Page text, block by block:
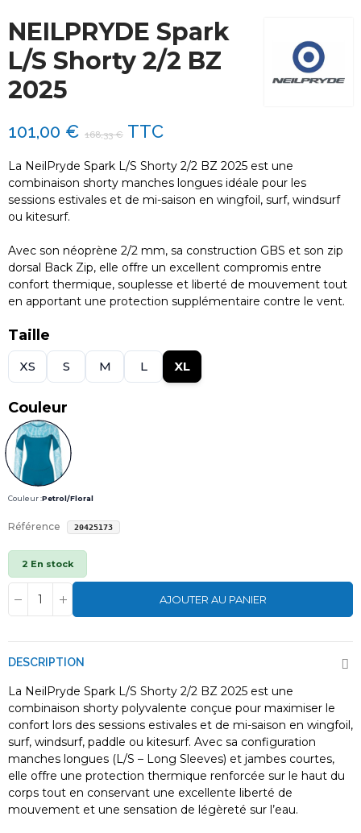
NEILPRYDE Spark
L/S Shorty 2/2 BZ
2025
101,00 € 168,33 € TTC
La NeilPryde Spark L/S Shorty 2/2 BZ 2025 est une
combinaison shorty manches longues idéale pour les
sessions estivales et de mi-saison en wingfoil, surf, windsurf
ou kitesurf.
Avec son néoprène 2/2 mm, sa construction GBS et son zip
dorsal Back Zip, elle offre un excellent compromis entre
confort thermique, souplesse et liberté de mouvement tout
en apportant une protection supplémentaire contre le vent.
Taille
XS S M L XL
Couleur
Couleur :Petrol/Floral
Référence 20425173
2 En stock
AJOUTER AU PANIER
DESCRIPTION
La NeilPryde Spark L/S Shorty 2/2 BZ 2025 est une
combinaison shorty polyvalente conçue pour maximiser le
confort lors des sessions estivales et de mi-saison en wingfoil,
surf, windsurf, paddle ou kitesurf. Avec sa configuration
manches longues (L/S – Long Sleeves) et jambes courtes,
elle offre une protection thermique renforcée sur le haut du
corps tout en conservant une excellente liberté de
mouvement et une sensation de légèreté sur l’eau.